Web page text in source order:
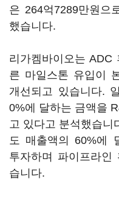
은 264억7289만원으
했습니다.
리가켐바이오는 ADC
른 마일스톤 유입이
개선되고 있습니다.
0%에 달하는 금액을
고 있다고 분석했습니
도 매출액의 60%에
투자하며 파이프라인
습니다.